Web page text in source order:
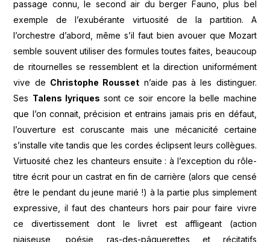
passage connu, le second air du berger Fauno, plus bel
exemple de l’exubérante virtuosité de la partition. A
l’orchestre d’abord, même s’il faut bien avouer que Mozart
semble souvent utiliser des formules toutes faites, beaucoup
de ritournelles se ressemblent et la direction uniformément
vive de Christophe Rousset n’aide pas à les distinguer.
Ses Talens lyriques sont ce soir encore la belle machine
que l’on connait, précision et entrains jamais pris en défaut,
l’ouverture est coruscante mais une mécanicité certaine
s’installe vite tandis que les cordes éclipsent leurs collègues.
Virtuosité chez les chanteurs ensuite : à l’exception du rôle-
titre écrit pour un castrat en fin de carrière (alors que censé
être le pendant du jeune marié !) à la partie plus simplement
expressive, il faut des chanteurs hors pair pour faire vivre
ce divertissement dont le livret est affligeant (action
niaiseuse, poésie ras-des-pâquerettes et récitatifs